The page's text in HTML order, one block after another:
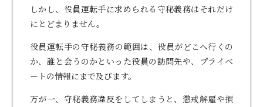
しかし、役員運転手に求められる守秘義務はそれだけ
にとどまりません。
役員運転手の守秘義務の範囲は、役員がどこへ行くの
か、誰と会うのかといった役員の訪問先や、プライベ
ートの情報にまで及びます。
万が一、守秘義務違反をしてしまうと、懲戒解雇や損